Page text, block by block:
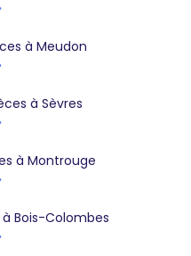
à Meudon
à Sèvres
à Montrouge
Bois-Colombes